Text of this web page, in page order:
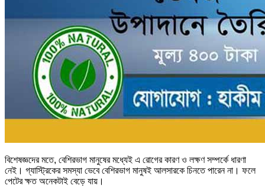
বিশেষজ্ঞদের মতে, বেশিরভাগ মানুষের মধ্যেই এ রোগের কারণ ও লক্ষণ সম্পর্কে ধারণা
নেই। গ্যাস্ট্রিকের সমস্যা ভেবে বেশিরভাগ মানুষই আলসারকে চিনতে পারেন না। ফলে
পেটের ক্ষত অনেকটাই বেড়ে যায়।